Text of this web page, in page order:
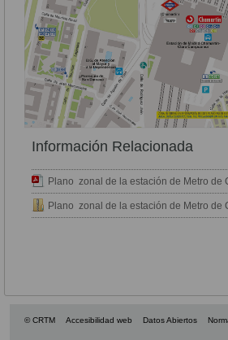
Información Relacionada
Plano zonal de la estación de Metro de
Plano zonal de la estación de Metro de
© CRTM Accesibilidad web Datos Abiertos